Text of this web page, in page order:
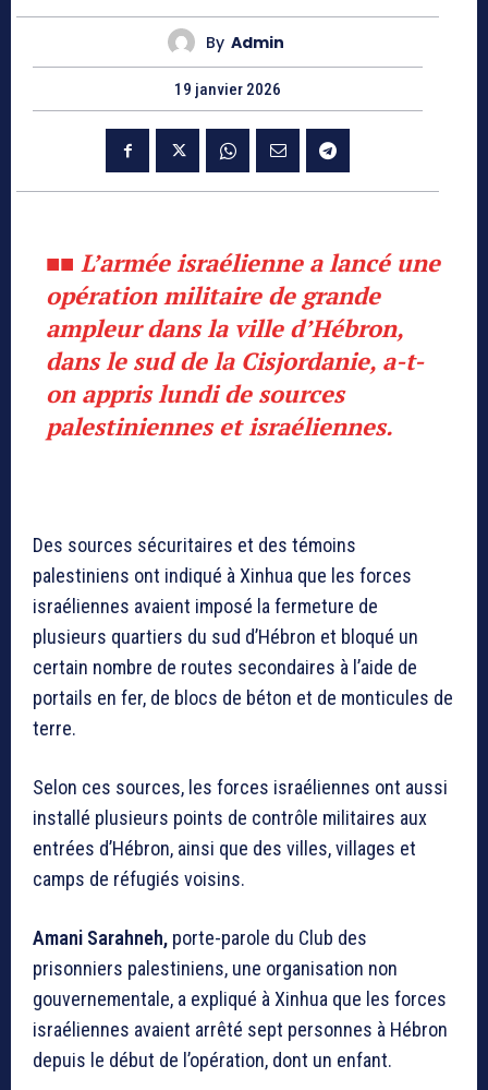
By Admin
19 janvier 2026
■■ L’armée israélienne a lancé une
opération militaire de grande
ampleur dans la ville d’Hébron,
dans le sud de la Cisjordanie, a-t-
on appris lundi de sources
palestiniennes et israéliennes.
Des sources sécuritaires et des témoins
palestiniens ont indiqué à Xinhua que les forces
israéliennes avaient imposé la fermeture de
plusieurs quartiers du sud d’Hébron et bloqué un
certain nombre de routes secondaires à l’aide de
portails en fer, de blocs de béton et de monticules de
terre.
Selon ces sources, les forces israéliennes ont aussi
installé plusieurs points de contrôle militaires aux
entrées d’Hébron, ainsi que des villes, villages et
camps de réfugiés voisins.
Amani Sarahneh, porte-parole du Club des
prisonniers palestiniens, une organisation non
gouvernementale, a expliqué à Xinhua que les forces
israéliennes avaient arrêté sept personnes à Hébron
depuis le début de l’opération, dont un enfant.